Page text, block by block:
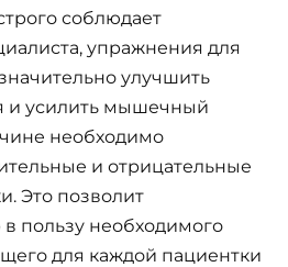
соблюдает
упражнения для
улучшить
и усилить мышечный
необходимо
и отрицательные
Это позволит
пользу необходимого
для каждой пациентки